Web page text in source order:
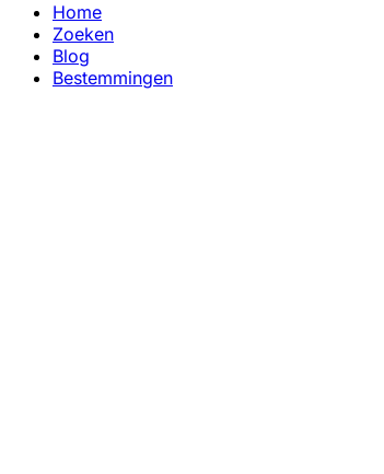
Home
Zoeken
Blog
Bestemmingen